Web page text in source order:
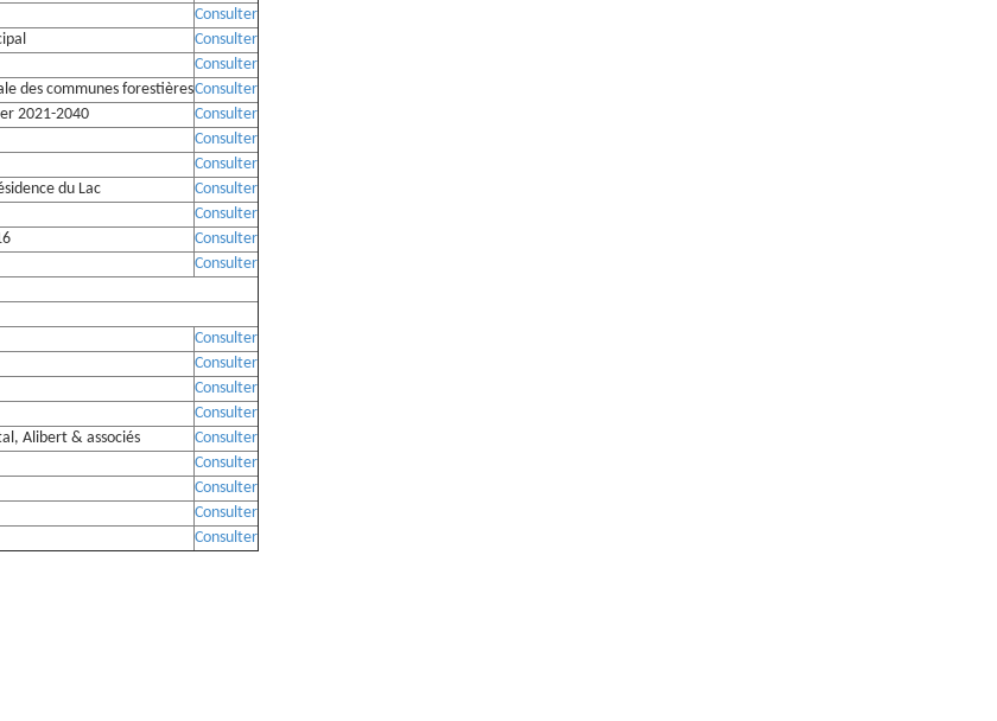
Consulter
Consulter
Consulter
des communes forestièresConsulter
2021-2040
Consulter
Consulter
Consulter
du Lac
Consulter
Consulter
Consulter
Consulter
Consulter
Consulter
Consulter
Consulter
Alibert & associés
Consulter
Consulter
Consulter
Consulter
Consulter